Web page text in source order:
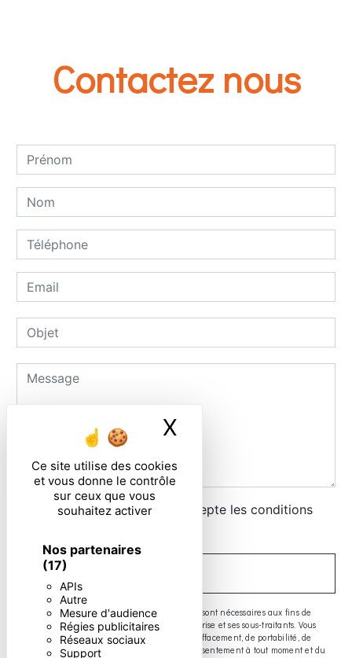
Ce site utilise des cookies
et vous donne le contrôle
sur ceux que vous
souhaitez activer
Nos partenaires
(17)
APIs
Autre
Mesure d'audience
Régies publicitaires
Réseaux sociaux
Support
X
Contactez nous
En cochant cette case, j'accepte les conditions
** Les données personnelles communiquées sont nécessaires aux fins de
vous contacter. Elles sont destinées à l'entreprise et ses sous-traitants. Vous
disposez de droits d’accès, de rectification, d’effacement, de portabilité, de
limitation, d’opposition, de retrait de votre consentement à tout moment et du